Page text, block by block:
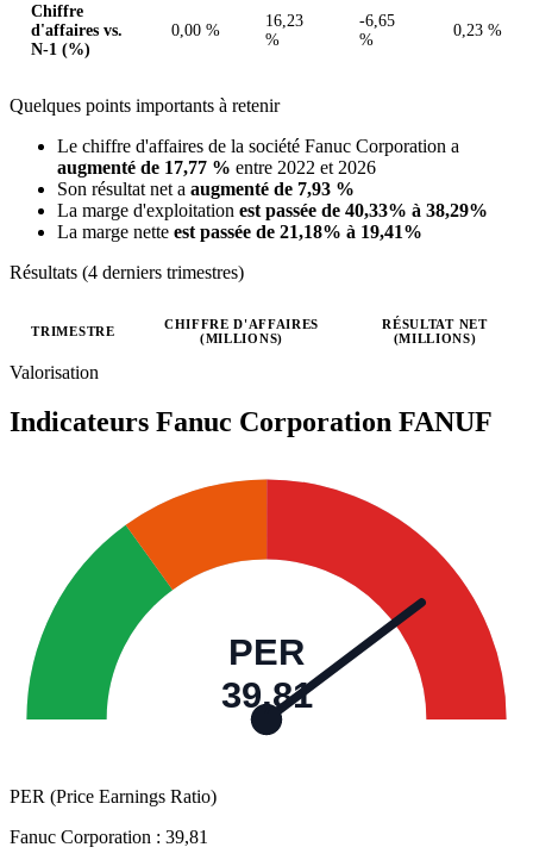
Chiffre
d'affaires vs.
N-1 (%)
0,00 %
16,23
%
-6,65
%
0,23 %
Quelques points importants à retenir
Le chiffre d'affaires de la société Fanuc Corporation a
augmenté de 17,77 % entre 2022 et 2026
Son résultat net a augmenté de 7,93 %
La marge d'exploitation est passée de 40,33% à 38,29%
La marge nette est passée de 21,18% à 19,41%
Résultats (4 derniers trimestres)
Valeurs trimestrielles en millions (dollar des États-Unis)
TRIMESTRE
CHIFFRE D'AFFAIRES
(MILLIONS)
RÉSULTAT NET
(MILLIONS)
Valorisation
Indicateurs Fanuc Corporation FANUF
PER
39,81
PER (Price Earnings Ratio)
Fanuc Corporation : 39,81